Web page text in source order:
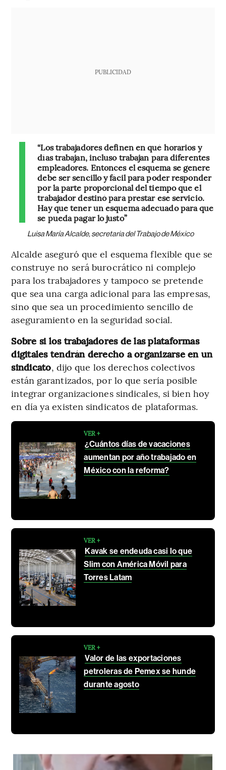
PUBLICIDAD
“Los trabajadores definen en qué horarios y
días trabajan, incluso trabajan para diferentes
empleadores. Entonces el esquema se genere
debe ser sencillo y fácil para poder responder
por la parte proporcional del tiempo que el
trabajador destinó para prestar ese servicio.
Hay que tener un esquema adecuado para que
se pueda pagar lo justo”
Luisa María Alcalde, secretaria del Trabajo de México
Alcalde aseguró que el esquema flexible que se
construye no será burocrático ni complejo
para los trabajadores y tampoco se pretende
que sea una carga adicional para las empresas,
sino que sea un procedimiento sencillo de
aseguramiento en la seguridad social.
Sobre si los trabajadores de las plataformas
digitales tendrán derecho a organizarse en un
sindicato, dijo que los derechos colectivos
están garantizados, por lo que sería posible
integrar organizaciones sindicales, si bien hoy
en día ya existen sindicatos de plataformas.
VER +
¿Cuántos días de vacaciones
aumentan por año trabajado en
México con la reforma?
VER +
Kavak se endeuda casi lo que
Slim con América Móvil para
Torres Latam
VER +
Valor de las exportaciones
petroleras de Pemex se hunde
durante agosto